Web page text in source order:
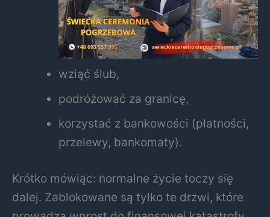
wziąć ślub,
podróżować za granicę,
korzystać z bankowości (płatności,
przelewy, bankomaty).
Krótko mówiąc: normalne życie toczy się
dalej. Zablokowane są tylko te drzwi, które